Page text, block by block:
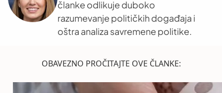
članke odlikuje duboko
razumevanje političkih događaja i
oštra analiza savremene politike.
OBAVEZNO PROČITAJTE OVE ČLANKE: